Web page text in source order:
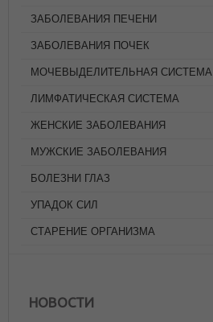
ЗАБОЛЕВАНИЯ ПЕЧЕНИ
ЗАБОЛЕВАНИЯ ПОЧЕК
МОЧЕВЫДЕЛИТЕЛЬНАЯ СИСТЕМА
ЛИМФАТИЧЕСКАЯ СИСТЕМА
ЖЕНСКИЕ ЗАБОЛЕВАНИЯ
МУЖСКИЕ ЗАБОЛЕВАНИЯ
БОЛЕЗНИ ГЛАЗ
УПАДОК СИЛ
СТАРЕНИЕ ОРГАНИЗМА
НОВОСТИ